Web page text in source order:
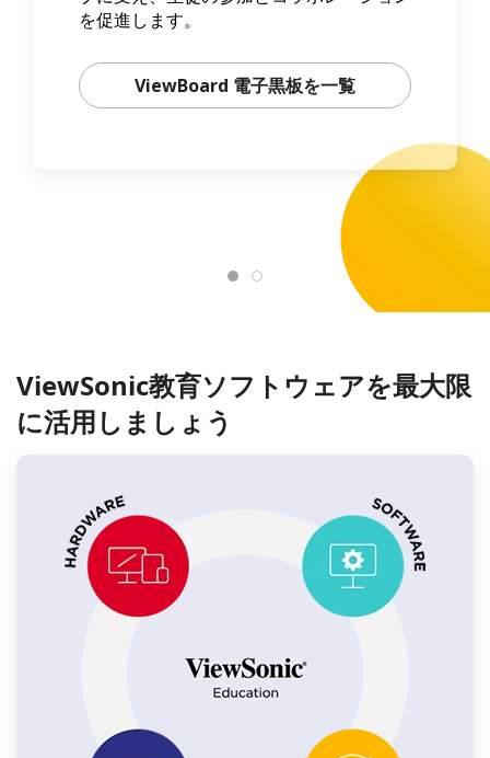
を促進します。
ViewBoard 電子黒板を一覧
ViewSonic教育ソフトウェアを最大限
に活用しましょう